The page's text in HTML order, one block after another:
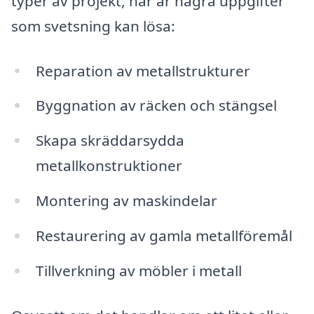
som svetsning kan lösa:
Reparation av metallstrukturer
Byggnation av räcken och stängsel
Skapa skräddarsydda
metallkonstruktioner
Montering av maskindelar
Restaurering av gamla metallföremål
Tillverkning av möbler i metall